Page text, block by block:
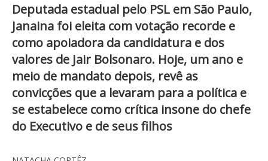
Deputada estadual pelo PSL em São Paulo,
Janaina foi eleita com votação recorde e
como apoiadora da candidatura e dos
valores de Jair Bolsonaro. Hoje, um ano e
meio de mandato depois, revê as
convicções que a levaram para a política e
se estabelece como crítica insone do chefe
do Executivo e de seus filhos